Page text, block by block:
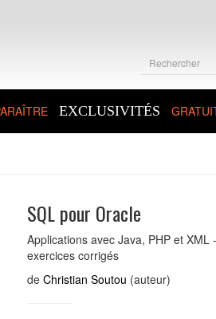
EXCLUSIVITÉS
SQL pour Oracle
Applications avec Java, PHP et
exercices corrigés
de Christian Soutou (auteur)